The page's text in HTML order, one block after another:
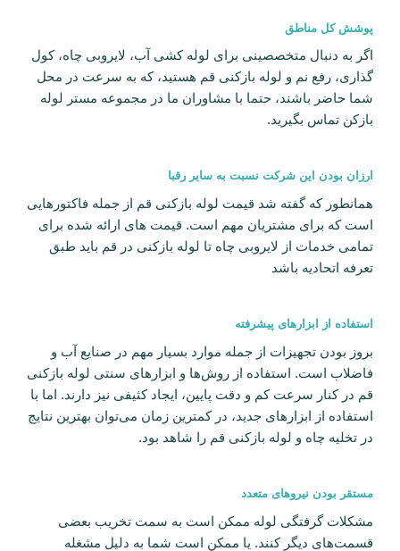
پوشش کل مناطق
اگر به دنبال متخصصینی برای لوله کشی آب، لایروبی چاه، کول
گذاری، رفع نم و لوله بازکنی‌ قم هستید، که به سرعت در محل
شما حاضر باشند، حتما با مشاوران ما در مجموعه مستر لوله
بازکن تماس بگیرید.
ارزان بودن این شرکت نسبت به سایر رقبا
همانطور که گفته شد قیمت لوله بازکنی قم از جمله فاکتور‌هایی
است که برای مشتریان مهم است. قیمت ‌های ارائه شده برای
تمامی خدمات از لایروبی چاه تا لوله بازکنی در قم باید طبق
تعرفه اتحادیه باشد
استفاده از ابزار‌های پیشرفته
بروز‌ بودن تجهیزات از جمله موارد بسیار مهم در صنایع آب و
فاضلاب است. استفاده از روش‌ها و ابزار‌های سنتی لوله بازکنی
قم در کنار سرعت کم و دقت پایین، ایجاد کثیفی نیز دارند. اما با
استفاده از ابزار‌های جدید، در کمترین زمان می‌توان بهترین نتایج
در تخلیه چاه و لوله بازکنی قم را شاهد بود.
مستقر بودن نیرو‌های متعدد
مشکلات گرفتگی لوله ممکن است به سمت تخریب بعضی
قسمت‌های دیگر کنند. یا ممکن است شما به دلیل مشغله